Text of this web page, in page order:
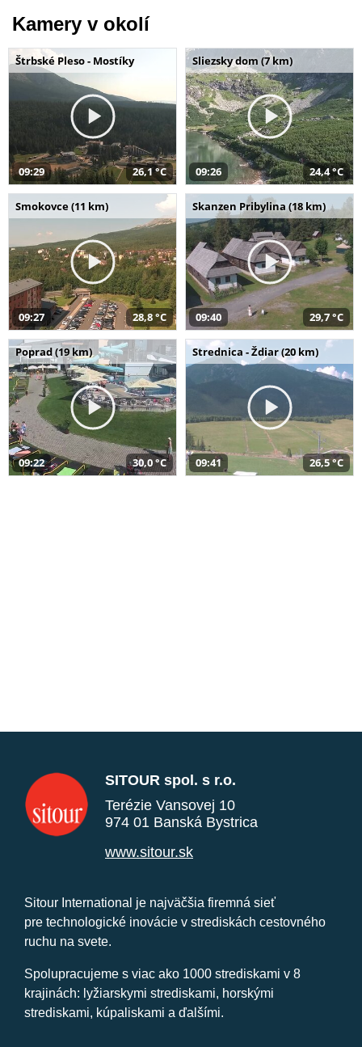
Kamery v okolí
Štrbské Pleso - Mostíky
09:29 26,1 °C
Sliezsky dom (7 km)
09:26 24,4 °C
Smokovce (11 km)
09:27 28,8 °C
Skanzen Pribylina (18 km)
09:40 29,7 °C
Poprad (19 km)
09:22 30,0 °C
Strednica - Ždiar (20 km)
09:41 26,5 °C
SITOUR spol. s r.o.
Terézie Vansovej 10
974 01 Banská Bystrica
www.sitour.sk
Sitour International je najväčšia firemná sieť
pre technologické inovácie v strediskách cestovného
ruchu na svete.
Spolupracujeme s viac ako 1000 strediskami v 8
krajinách: lyžiarskymi strediskami, horskými
strediskami, kúpaliskami a ďalšími.